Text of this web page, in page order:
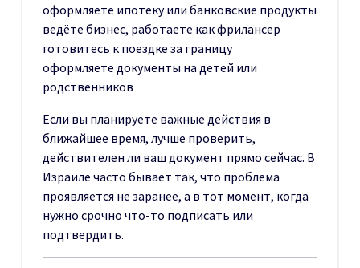
оформляете ипотеку или банковские продукты
ведёте бизнес, работаете как фрилансер
готовитесь к поездке за границу
оформляете документы на детей или
родственников
Если вы планируете важные действия в
ближайшее время, лучше проверить,
действителен ли ваш документ прямо сейчас. В
Израиле часто бывает так, что проблема
проявляется не заранее, а в тот момент, когда
нужно срочно что-то подписать или
подтвердить.